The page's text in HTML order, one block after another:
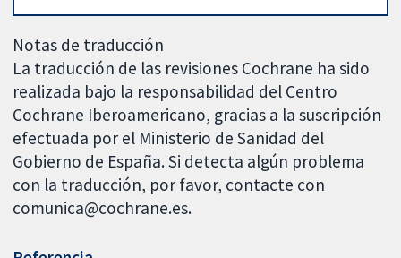
Notas de traducción
La traducción de las revisiones Cochrane ha sido
realizada bajo la responsabilidad del Centro
Cochrane Iberoamericano, gracias a la suscripción
efectuada por el Ministerio de Sanidad del
Gobierno de España. Si detecta algún problema
con la traducción, por favor, contacte con
comunica@cochrane.es.